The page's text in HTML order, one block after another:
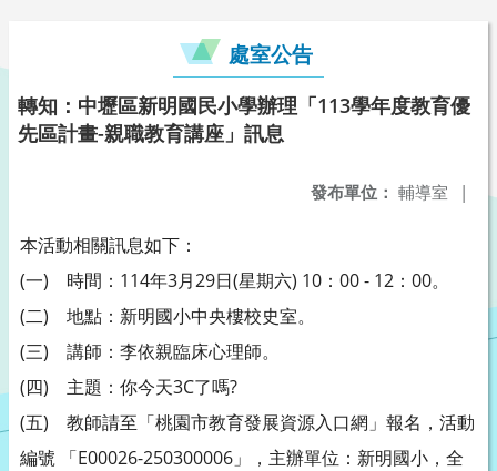
處室公告
轉知：中壢區新明國民小學辦理「113學年度教育優
先區計畫-親職教育講座」訊息
發布單位： 輔導室 |
本活動相關訊息如下：
(一) 時間：114年3月29日(星期六) 10：00 - 12：00。
(二) 地點：新明國小中央樓校史室。
(三) 講師：李依親臨床心理師。
(四) 主題：你今天3C了嗎?
(五) 教師請至「桃園市教育發展資源入口網」報名，活動
編號 「E00026-250300006」，主辦單位：新明國小，全